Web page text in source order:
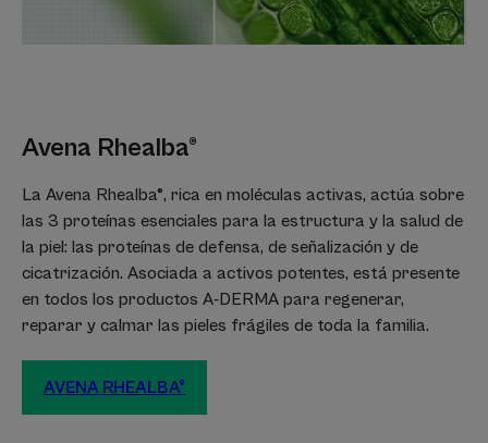
Avena Rhealba®
La Avena Rhealba®, rica en moléculas activas, actúa sobre
las 3 proteínas esenciales para la estructura y la salud de
la piel: las proteínas de defensa, de señalización y de
cicatrización. Asociada a activos potentes, está presente
en todos los productos A-DERMA para regenerar,
reparar y calmar las pieles frágiles de toda la familia.
AVENA RHEALBA®